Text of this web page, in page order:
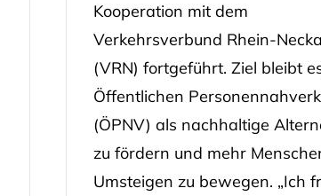
Kooperation mit dem
Verkehrsverbund Rhein-
(VRN) fortgeführt. Ziel bleibt
Öffentlichen
(ÖPNV) als nachhaltige
zu fördern und mehr
Umsteigen zu bewegen. „Ich